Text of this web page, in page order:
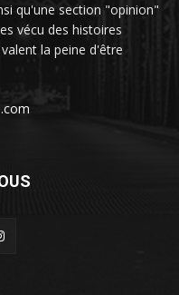
qu'une section "opinion"
vécu des histoires
la peine d'être